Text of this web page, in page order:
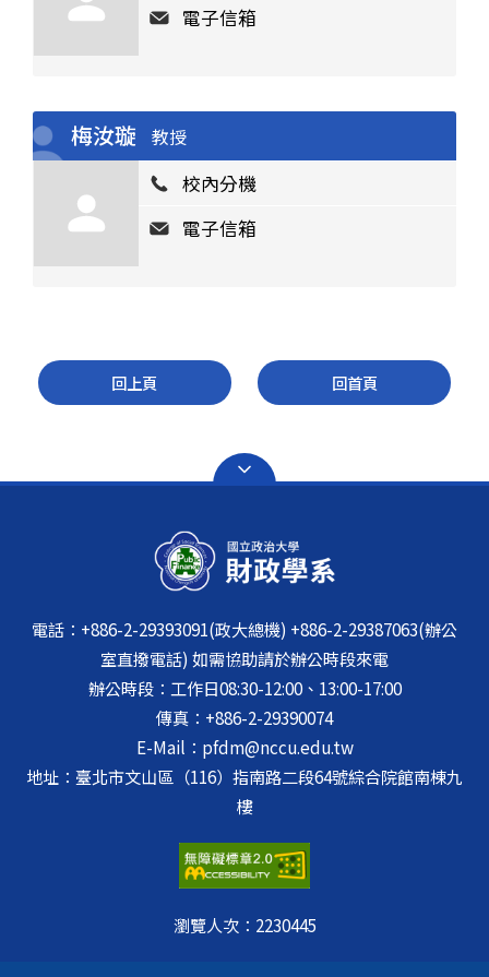
電子信箱
梅汝璇 教授
校內分機
電子信箱
回上頁 回首頁
電話：+886-2-29393091(政大總機) +886-2-29387063(辦公
室直撥電話) 如需協助請於辦公時段來電
辦公時段：工作日08:30-12:00、13:00-17:00
傳真：+886-2-29390074
E-Mail：pfdm@nccu.edu.tw
地址：臺北市文山區（116）指南路二段64號綜合院館南棟九
樓
瀏覽人次： 2230445